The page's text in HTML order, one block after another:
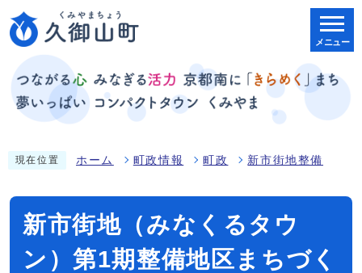
メニュー
現在位置 ホーム 町政情報 町政 新市街地整備
新市街地（みなくるタウ
ン）第1期整備地区まちづく